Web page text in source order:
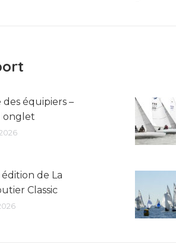
des équipiers –
onglet
de La
Classic